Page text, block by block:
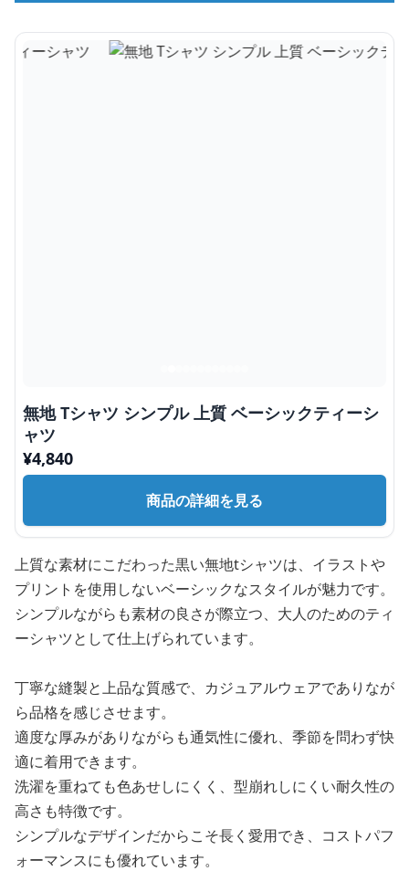
無地 Tシャツ シンプル 上質 ベーシックティーシ
ャツ
¥4,840
商品の詳細を見る
上質な素材にこだわった黒い無地tシャツは、イラストや
プリントを使用しないベーシックなスタイルが魅力です。
シンプルながらも素材の良さが際立つ、大人のためのティ
ーシャツとして仕上げられています。
丁寧な縫製と上品な質感で、カジュアルウェアでありなが
ら品格を感じさせます。
適度な厚みがありながらも通気性に優れ、季節を問わず快
適に着用できます。
洗濯を重ねても色あせしにくく、型崩れしにくい耐久性の
高さも特徴です。
シンプルなデザインだからこそ長く愛用でき、コストパフ
ォーマンスにも優れています。